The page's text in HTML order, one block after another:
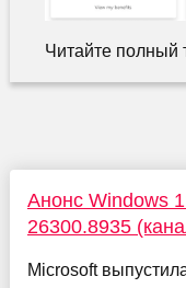
Читайте полный
Анонс Windows
26300.8935
Microsoft